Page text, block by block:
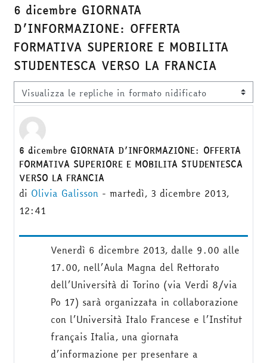
6 dicembre GIORNATA
D’INFORMAZIONE: OFFERTA
FORMATIVA SUPERIORE E MOBILITA
STUDENTESCA VERSO LA FRANCIA
Modalità visualizzazione
6 dicembre GIORNATA D’INFORMAZIONE: OFFERTA
FORMATIVA SUPERIORE E MOBILITA STUDENTESCA
VERSO LA FRANCIA
di Olivia Galisson - martedì, 3 dicembre 2013,
12:41
Numero di risposte: 0
Venerdì 6 dicembre 2013, dalle 9.00 alle
17.00, nell’Aula Magna del Rettorato
dell’Università di Torino (via Verdi 8/via
Po 17) sarà organizzata in collaborazione
con l’Università Italo Francese e l’Institut
français Italia, una giornata
d’informazione per presentare a